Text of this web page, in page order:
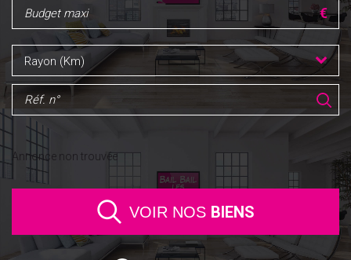
Rayon (Km)
Annonce non trouvée
VOIR NOS BIENS